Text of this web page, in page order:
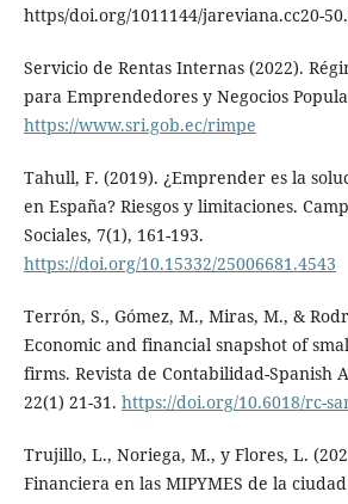
https/doi.org/1011144/jareviana.cc20-
Servicio de Rentas Internas (2022).
para Emprendedores y Negocios
https://www.sri.gob.ec/rimpe
Tahull, F. (2019). ¿Emprender es la
en España? Riesgos y limitaciones.
Sociales, 7(1), 161-193.
https://doi.org/10.15332/25006681.4543
Terrón, S., Gómez, M., Miras, M., &
Economic and financial snapshot of
firms. Revista de Contabilidad-Spanish
22(1) 21-31. https://doi.org/10.6018/rc-
Trujillo, L., Noriega, M., y Flores, L.
Financiera en las MIPYMES de la